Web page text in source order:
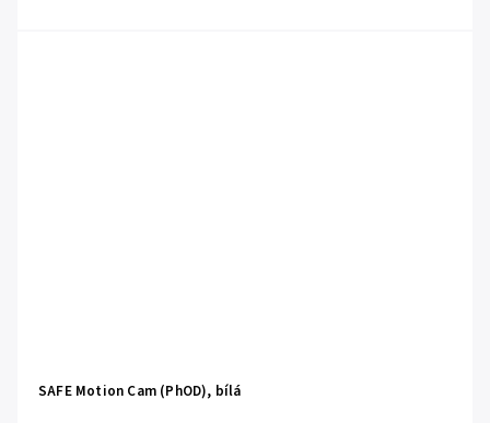
SAFE Motion Cam (PhOD), bílá